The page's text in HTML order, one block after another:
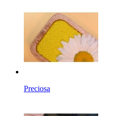
Preciosa